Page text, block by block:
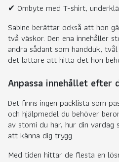
✔ Ombyte med T-shirt,
Sabine berättar också att hon
två väskor. Den ena innehåller
andra sådant som handduk,
det lättare att hitta det hon
Anpassa innehållet efter
Det finns ingen packlista som
och hjälpmedel du behöver
av stomi du har, hur din
att känna dig trygg.
Med tiden hittar de flesta en